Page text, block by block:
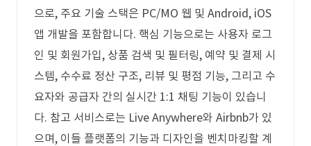
으로, 주요 기술 스택은 PC/MO 웹 및 Android, iOS
앱 개발을 포함합니다. 핵심 기능으로는 사용자 로그
인 및 회원가입, 상품 검색 및 필터링, 예약 및 결제 시
스템, 수수료 정산 구조, 리뷰 및 평점 기능, 그리고 수
요자와 공급자 간의 실시간 1:1 채팅 기능이 있습니
다. 참고 서비스로는 Live Anywhere와 Airbnb가 있
으며, 이들 플랫폼의 기능과 디자인을 벤치마킹할 계